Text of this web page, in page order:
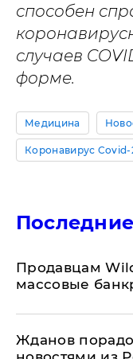
способен
случаев
форме.
Медицина
Коронавирус Covid-
Продавцам
массовые
Жданов